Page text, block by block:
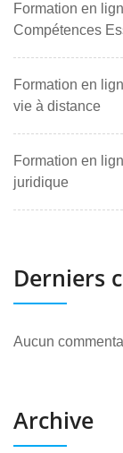
Formation en
Compétences
Formation en
vie à distance
Formation en
juridique
Derniers
Aucun
Archive